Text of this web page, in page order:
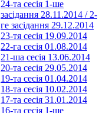
24-та сесія 1-ше
засідання 28.11.2014 / 2-
ге засідання 29.12.2014
23-тя сесія 19.09.2014
22-га сесія 01.08.2014
21-ша сесія 13.06.2014
20-та сесія 29.05.2014
19-та сесія 01.04.2014
18-та сесія 10.02.2014
17-та сесія 31.01.2014
16-та сесія 1-ше